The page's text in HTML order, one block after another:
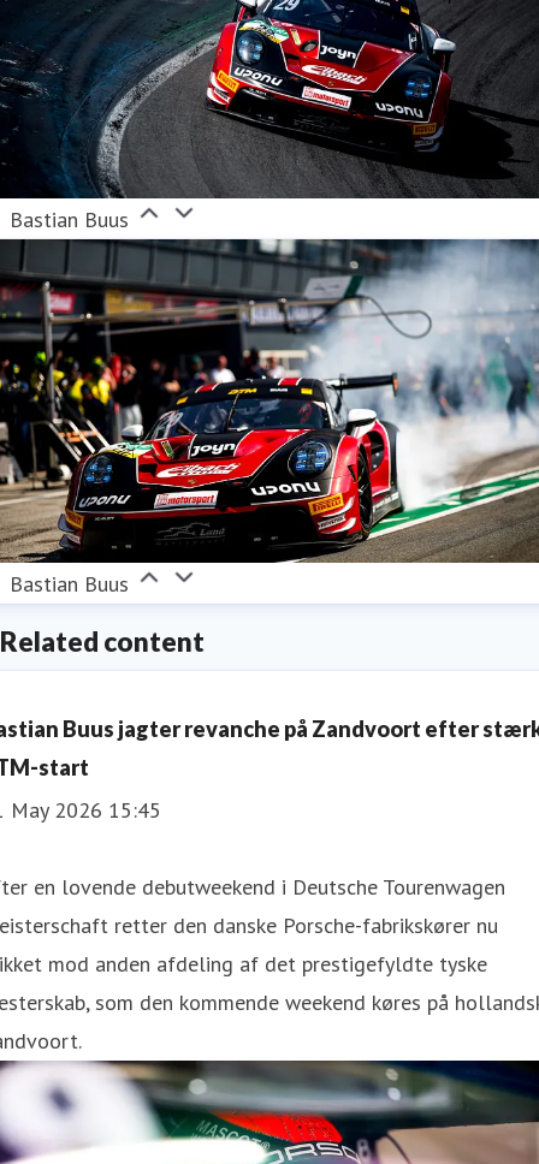
Bastian Buus
Bastian Buus
Related content
Buus jagter revanche på Zandvoort efter
start
May 2026 15:45
en lovende debutweekend i Deutsche Tourenwagen
retter den danske Porsche-fabrikskører nu
mod anden afdeling af det prestigefyldte tyske
som den kommende weekend køres på